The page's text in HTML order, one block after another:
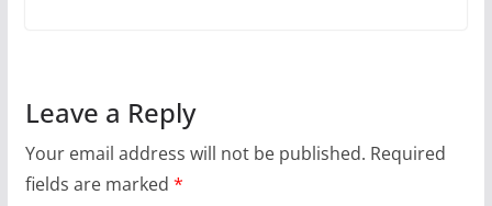
Leave a Reply
Your email address will not be published. Required
fields are marked *